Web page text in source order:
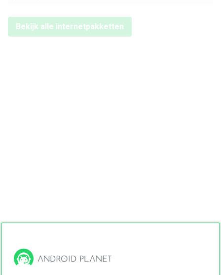
Bekijk alle internetpakketten